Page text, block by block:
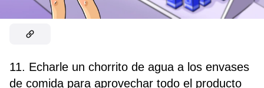
11. Echarle un chorrito de agua a los envases
de comida para aprovechar todo el producto